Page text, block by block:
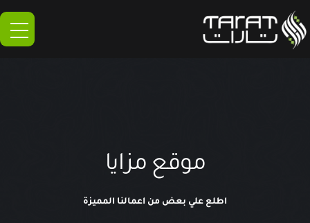
إلى
المحتوى
موقع مزايا
اطلع علي بعض من اعمالنا المميزة